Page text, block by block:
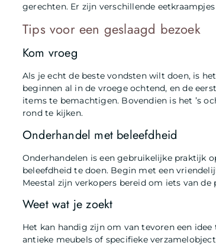
gerechten. Er zijn verschillende
Tips voor een geslaagd bezoek
Kom vroeg
Als je echt de beste vondsten wilt doen, is
beginnen al in de vroege ochtend, en de
items te bemachtigen. Bovendien is het ’s
rond te kijken.
Onderhandel met beleefdheid
Onderhandelen is een gebruikelijke praktijk
beleefdheid te doen. Begin met een
Meestal zijn verkopers bereid om iets van
Weet wat je zoekt
Het kan handig zijn om van tevoren een
antieke meubels of specifieke